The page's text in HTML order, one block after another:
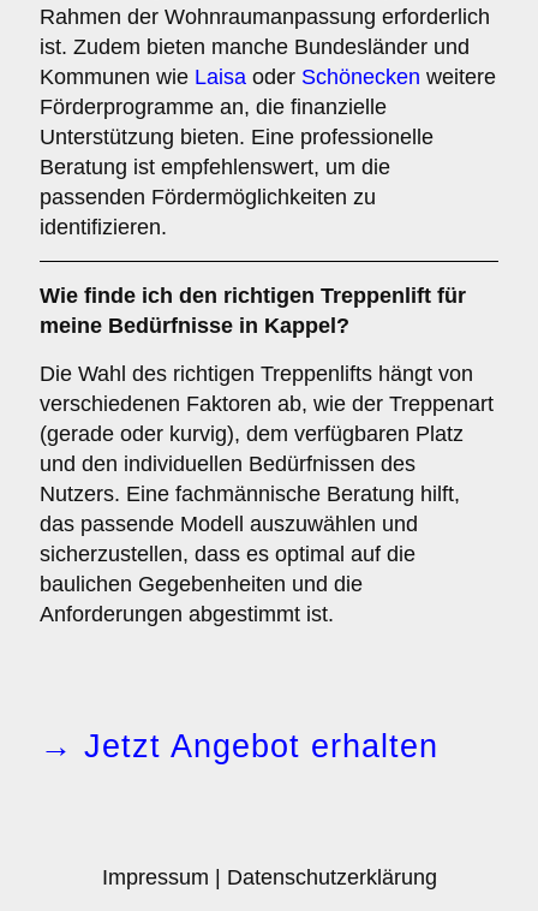
Rahmen der Wohnraumanpassung erforderlich
ist. Zudem bieten manche Bundesländer und
Kommunen wie Laisa oder Schönecken weitere
Förderprogramme an, die finanzielle
Unterstützung bieten. Eine professionelle
Beratung ist empfehlenswert, um die
passenden Fördermöglichkeiten zu
identifizieren.
Wie finde ich den richtigen Treppenlift für
meine Bedürfnisse in Kappel?
Die Wahl des richtigen Treppenlifts hängt von
verschiedenen Faktoren ab, wie der Treppenart
(gerade oder kurvig), dem verfügbaren Platz
und den individuellen Bedürfnissen des
Nutzers. Eine fachmännische Beratung hilft,
das passende Modell auszuwählen und
sicherzustellen, dass es optimal auf die
baulichen Gegebenheiten und die
Anforderungen abgestimmt ist.
→ Jetzt Angebot erhalten
Impressum Datenschutzerklärung